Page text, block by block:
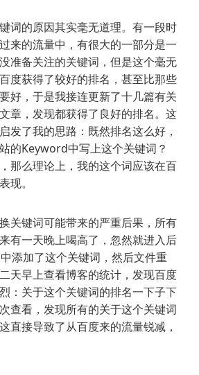
词的原因其实毫无道理。有一段时
来的流量中，有很大的一部分是一
准备关注的关键词，但是这个毫无
度获得了较好的排名，甚至比那些
好，于是我接连更新了十几篇有关
章，发现都获得了良好的排名。这
发了我的思路：既然排名这么好，
的Keyword中写上这个关键词？
那么理论上，我的这个词应该在百
现。
关键词可能带来的严重后果，所有
有一天晚上喝高了，忽然就进入后
添加了这个关键词，然后文件重
天早上查看博客的统计，发现百度
：关于这个关键词的排名一下子下
查看，发现所有的关于这个关键词
直接导致了从百度来的流量锐减，